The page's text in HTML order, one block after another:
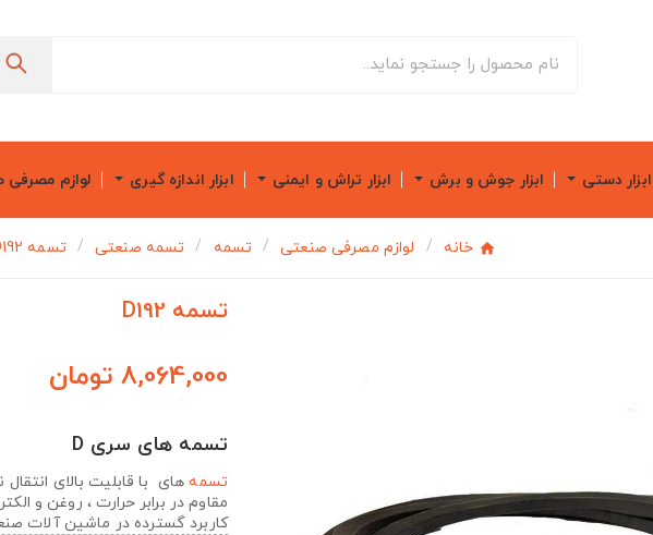
ابزار دستی ابزار جوش و برش ابزار تراش و ایمنی ابزار اندازه گیری لوازم
خانه لوازم مصرفی صنعتی تسمه تسمه صنعتی تسمه D192
تسمه D192
8,064,000 تومان
تسمه های سری D
تسمه های با قابلیت بالای انتقال
مقاوم در برابر حرارت ، روغن و
کاربرد گسترده در ماشین آلات